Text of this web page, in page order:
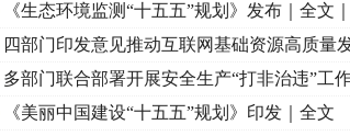
《生态环境监测“十五五”规划》发布｜全文
读
四部门印发意见推动互联网基础资源高质量
多部门联合部署开展安全生产“打非治违”工
《美丽中国建设“十五五”规划》印发｜全文